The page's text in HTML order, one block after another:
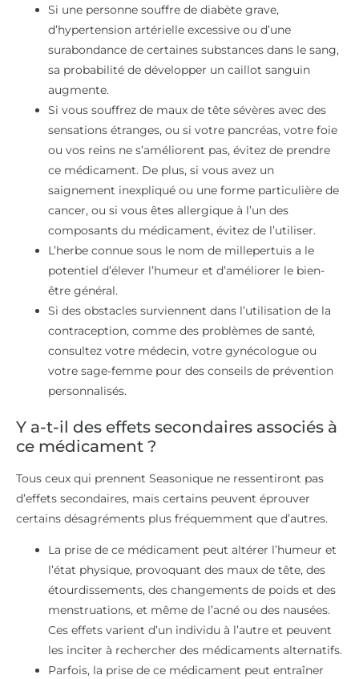
Si une personne souffre de diabète grave,
d’hypertension artérielle excessive ou d’une
surabondance de certaines substances dans le sang,
sa probabilité de développer un caillot sanguin
augmente.
Si vous souffrez de maux de tête sévères avec des
sensations étranges, ou si votre pancréas, votre foie
ou vos reins ne s’améliorent pas, évitez de prendre
ce médicament. De plus, si vous avez un
saignement inexpliqué ou une forme particulière de
cancer, ou si vous êtes allergique à l’un des
composants du médicament, évitez de l’utiliser.
L’herbe connue sous le nom de millepertuis a le
potentiel d’élever l’humeur et d’améliorer le bien-
être général.
Si des obstacles surviennent dans l’utilisation de la
contraception, comme des problèmes de santé,
consultez votre médecin, votre gynécologue ou
votre sage-femme pour des conseils de prévention
personnalisés.
Y a-t-il des effets secondaires associés à
ce médicament ?
Tous ceux qui prennent Seasonique ne ressentiront pas
d’effets secondaires, mais certains peuvent éprouver
certains désagréments plus fréquemment que d’autres.
La prise de ce médicament peut altérer l’humeur et
l’état physique, provoquant des maux de tête, des
étourdissements, des changements de poids et des
menstruations, et même de l’acné ou des nausées.
Ces effets varient d’un individu à l’autre et peuvent
les inciter à rechercher des médicaments alternatifs.
Parfois, la prise de ce médicament peut entraîner